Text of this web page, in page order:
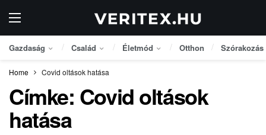
Gazdaság Család Életmód Otthon Szórakozás
Home Covid oltások hatása
Címke: Covid oltások
hatása